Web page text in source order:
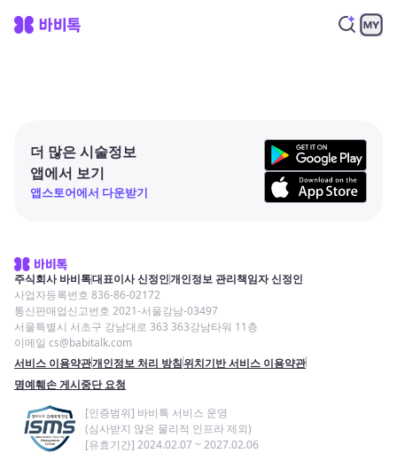
더 많은 시술정보
앱에서 보기
앱스토어에서 다운받기
주식회사 바비톡대표이사 신정인개인정보 관리책임자 신정인
사업자등록번호 836-86-02172
통신판매업신고번호 2021-서울강남-03497
서울특별시 서초구 강남대로 363 363강남타워 11층
이메일 cs@babitalk.com
서비스 이용약관개인정보 처리 방침위치기반 서비스 이용약관
명예훼손 게시중단 요청
[인증범위] 바비톡 서비스 운영
(심사받지 않은 물리적 인프라 제외)
[유효기간] 2024.02.07 ~ 2027.02.06